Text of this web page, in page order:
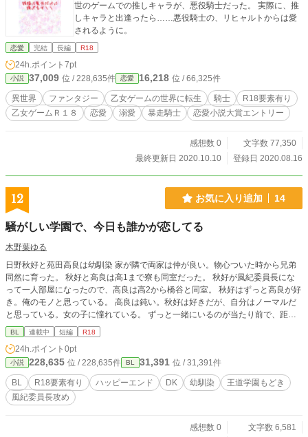
世のゲームでの推しキャラが、悪役騎士だった。 実際に、推
しキャラと出逢ったら……悪役騎士の、リヒャルトからは愛
されるように。
恋愛 完結 長編 R18
24h.ポイント 7pt
小説 37,009 位 / 228,635件 恋愛 16,218 位 / 66,325件
異世界 ファンタジー 乙女ゲームの世界に転生 騎士
R18要素有り
乙女ゲームＲ１８
恋愛 溺愛 暴走騎士 恋愛小説大賞エントリー
感想数 0
文字数 77,350
最終更新日 2020.10.10
登録日 2020.08.16
12 お気に入り追加 14
騒がしい学園で、今日も誰かが恋してる
木野葉ゆる
日野秋好と苑田高良は幼馴染 家が隣で両家は仲が良い。物心ついた時から兄弟
同然に育った。 秋好と高良は高1まで寮も同室だった。 秋好が風紀委員長にな
って一人部屋になったので、高良は高2から橋谷と同室。 秋好はずっと高良が好
き。俺のモノと思っている。 高良は鈍い。秋好は好きだが、自分はノーマルだ
と思っている。女の子に憧れている。 ずっと一緒にいるのが当たり前で、距離
感がおかしい。 高２になって、部屋が離れて、高良は初めて秋好を特別に意識
する。 エブリスタ、ムーンライトノベルズ、pixivにも掲載します。
BL 連載中 短編 R18
24h.ポイント 0pt
小説 228,635 位 / 228,635件 BL 31,391 位 / 31,391件
BL R18要素有り ハッピーエンド DK 幼馴染
王道学園もどき
風紀委員長攻め
感想数 0
文字数 6,581